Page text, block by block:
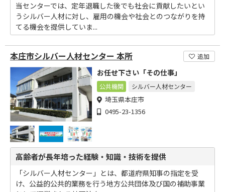
当センターでは、定年退職した後でも社会に貢献したいとい
うシルバー人材に対し、雇用の機会や社会とのつながりを持
てる機会を提供していま...
本庄市シルバー人材センター 本所 追加
お任せ下さい「その仕事」
公共機関 シルバー人材センター
埼玉県本庄市
0495-23-1356
高齢者が長年培った経験・知識・技術を提供
「シルバー人材センター」とは、都道府県知事の指定を受
け、公益的公共的業務を行う地方公共団体及び国の補助事業